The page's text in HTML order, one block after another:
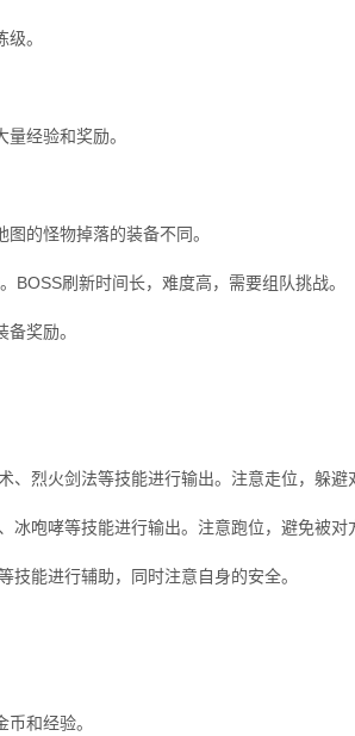
。
经验和奖励。
的怪物掉落的装备不同。
BOSS刷新时间长，难度高，需要组队挑战。
奖励。
、烈火剑法等技能进行输出。注意走位，躲避
冰咆哮等技能进行输出。注意跑位，避免被对
技能进行辅助，同时注意自身的安全。
和经验。